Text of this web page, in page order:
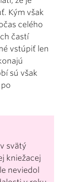
Kým však
celého
častí
vstúpiť len
sú však
svätý
kniežacej
neviedol